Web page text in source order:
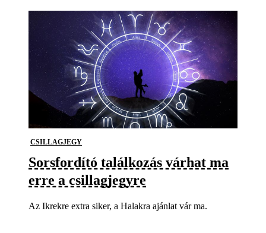
CSILLAGJEGY
Sorsfordító találkozás várhat ma
erre a csillagjegyre
Az Ikrekre extra siker, a Halakra ajánlat vár ma.